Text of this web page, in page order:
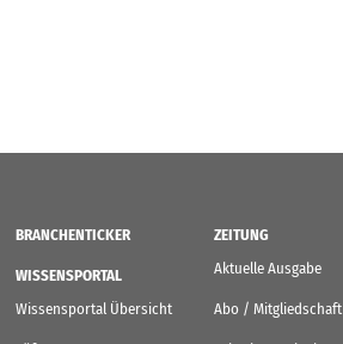
BRANCHENTICKER
WISSENSPORTAL
Wissensportal Übersicht
ZEITUNG
Aktuelle Ausgabe
Abo / Mitgliedschaft